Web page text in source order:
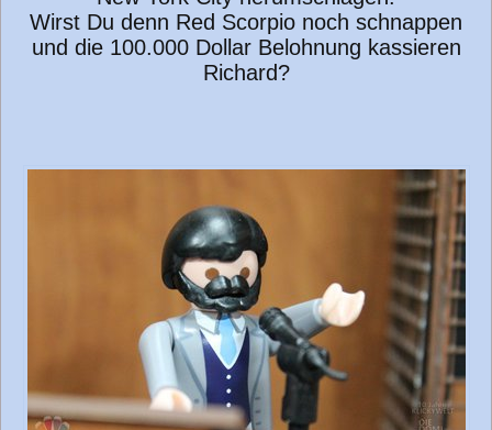
Wirst Du denn Red Scorpio noch schnappen
und die 100.000 Dollar Belohnung kassieren
Richard?